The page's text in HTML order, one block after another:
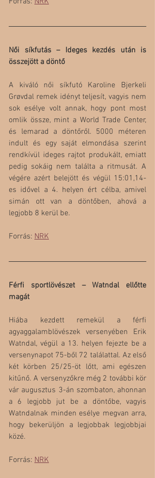
Női síkfutás – Ideges kezdés után is
összejött a döntő
A kiváló női síkfutó Karoline Bjerkeli
Grøvdal remek idényt teljesít, vagyis nem
sok esélye volt annak, hogy pont most
omlik össze, mint a World Trade Center,
és lemarad a döntőről. 5000 méteren
indult és egy saját elmondása szerint
rendkívül ideges rajtot produkált, emiatt
pedig sokáig nem találta a ritmusát. A
végére azért belejött és végül 15:01,14-
es idővel a 4. helyen ért célba, amivel
simán ott van a döntőben, ahová a
legjobb 8 kerül be.
Forrás: NRK
Férfi sportlövészet – Watndal ellőtte
magát
Hiába kezdett remekül a férfi
agyaggalamblövészek versenyében Erik
Watndal, végül a 13. helyen fejezte be a
versenynapot 75-ből 72 találattal. Az első
két körben 25/25-öt lőtt, ami egészen
kitűnő. A versenyzőkre még 2 további kör
vár augusztus 3-án szombaton, ahonnan
a 6 legjobb jut be a döntőbe, vagyis
Watndalnak minden esélye megvan arra,
hogy bekerüljön a legjobbak legjobbjai
közé.
Forrás: NRK